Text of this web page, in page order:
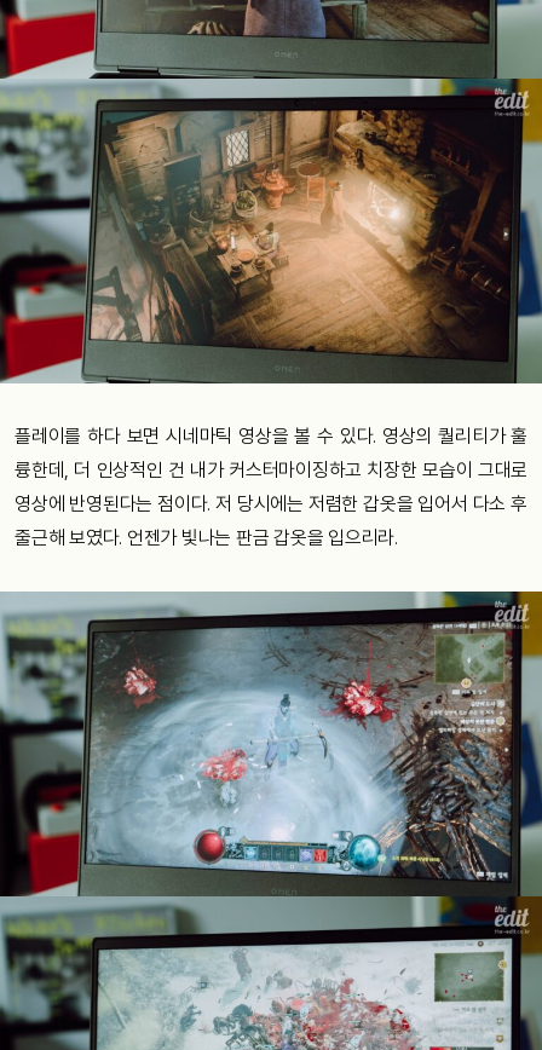
플레이를 하다 보면 시네마틱 영상을 볼 수 있다. 영상의 퀄리티가 훌
륭한데, 더 인상적인 건 내가 커스터마이징하고 치장한 모습이 그대로
영상에 반영된다는 점이다. 저 당시에는 저렴한 갑옷을 입어서 다소 후
줄근해 보였다. 언젠가 빛나는 판금 갑옷을 입으리라.